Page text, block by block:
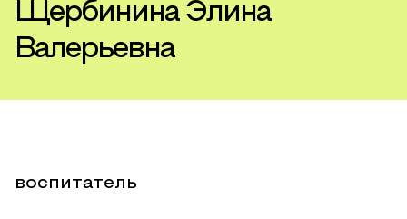
Щербинина Элина
Валерьевна
воспитатель